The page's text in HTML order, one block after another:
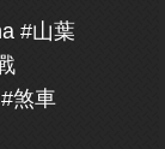
#山葉
煞車